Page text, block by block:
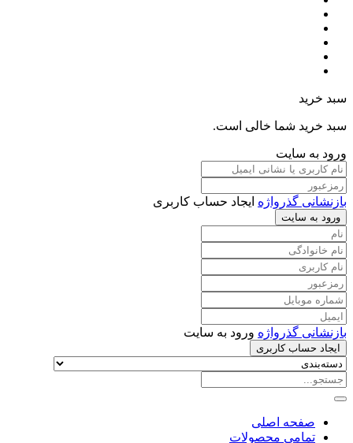
سبد خرید
سبد خرید شما خالی است.
ورود به سایت
بازنشانی گذرواژه ایجاد حساب کاربری
ورود به سایت
بازنشانی گذرواژه ورود به سایت
ایجاد حساب کاربری
صفحه اصلی
تمامی محصولات